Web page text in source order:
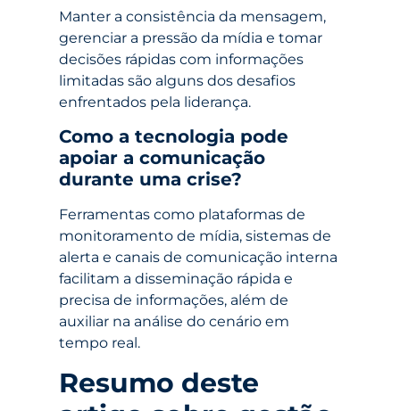
Manter a consistência da mensagem,
gerenciar a pressão da mídia e tomar
decisões rápidas com informações
limitadas são alguns dos desafios
enfrentados pela liderança.
Como a tecnologia pode
apoiar a comunicação
durante uma crise?
Ferramentas como plataformas de
monitoramento de mídia, sistemas de
alerta e canais de comunicação interna
facilitam a disseminação rápida e
precisa de informações, além de
auxiliar na análise do cenário em
tempo real.
Resumo deste